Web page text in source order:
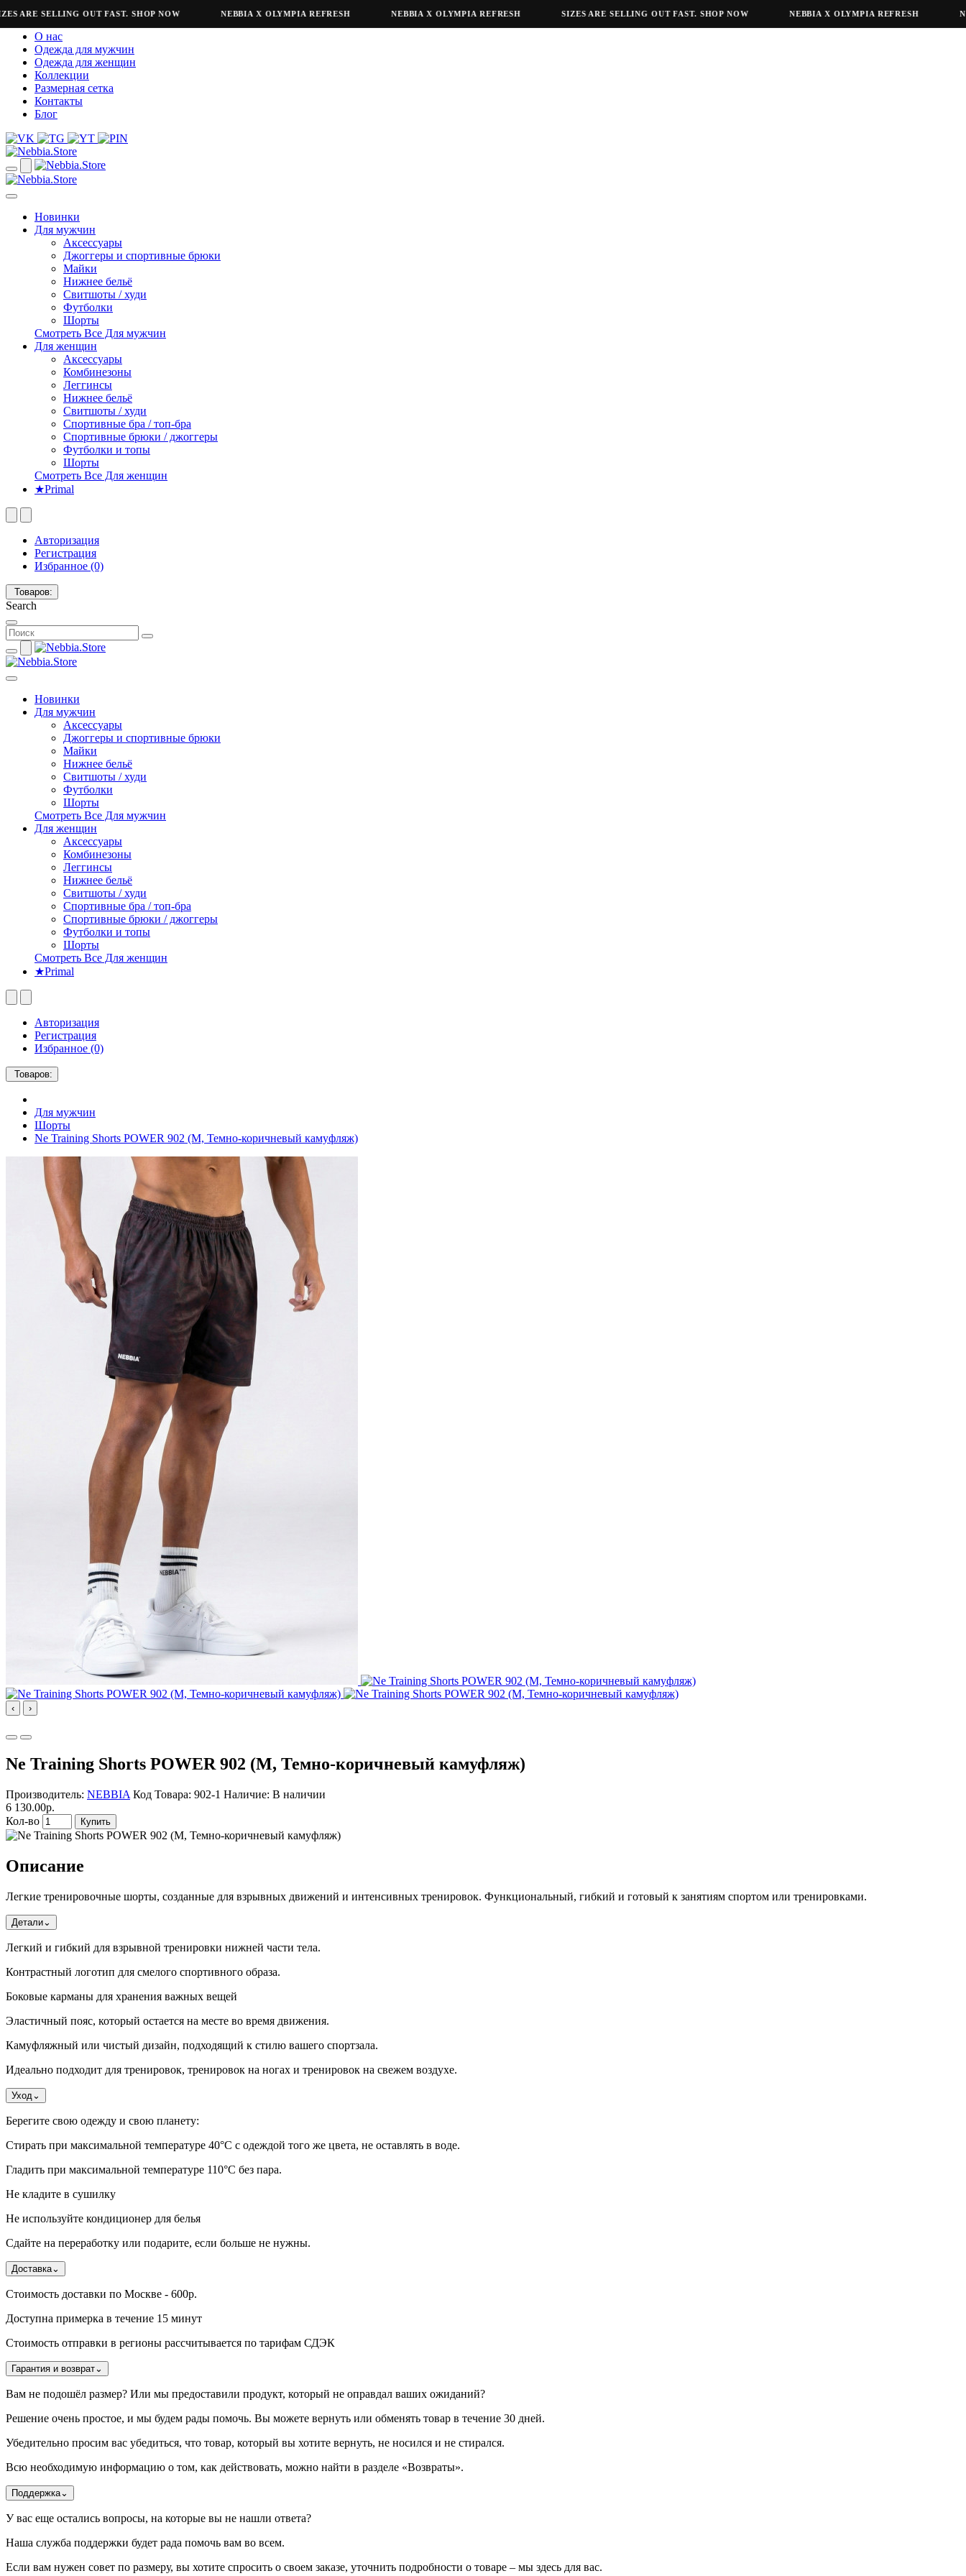
SELLING OUT FAST. SHOP NOW NEBBIA X OLYMPIA REFRESH NEBBIA X OLYMPIA REFRESH SIZES ARE SELLING OUT FAST. SHOP NOW NEBBIA X OLYMPIA REFRESH
О нас
Одежда для мужчин
Одежда для женщин
Коллекции
Размерная сетка
Контакты
Блог
Новинки
Для мужчин
Аксессуары
Джоггеры и спортивные брюки
Майки
Нижнее бельё
Свитшоты / худи
Футболки
Шорты
Смотреть Все Для мужчин
Для женщин
Аксессуары
Комбинезоны
Леггинсы
Нижнее бельё
Свитшоты / худи
Спортивные бра / топ-бра
Спортивные брюки / джоггеры
Футболки и топы
Шорты
Смотреть Все Для женщин
★Primal
Авторизация
Регистрация
Избранное (0)
Товаров:
Search
Новинки
Для мужчин
Аксессуары
Джоггеры и спортивные брюки
Майки
Нижнее бельё
Свитшоты / худи
Футболки
Шорты
Смотреть Все Для мужчин
Для женщин
Аксессуары
Комбинезоны
Леггинсы
Нижнее бельё
Свитшоты / худи
Спортивные бра / топ-бра
Спортивные брюки / джоггеры
Футболки и топы
Шорты
Смотреть Все Для женщин
★Primal
Авторизация
Регистрация
Избранное (0)
Товаров:
Для мужчин
Шорты
Ne Training Shorts POWER 902 (M, Темно-коричневый камуфляж)
‹ ›
Ne Training Shorts POWER 902 (M, Темно-коричневый камуфляж)
Производитель: NEBBIA Код Товара: 902-1 Наличие: В наличии
6 130.00р.
Кол-во
Купить
Описание
Легкие тренировочные шорты, созданные для взрывных движений и интенсивных тренировок. Функциональный, гибкий и готовый к занятиям спортом или тренировками.
Детали⌄
Легкий и гибкий для взрывной тренировки нижней части тела.
Контрастный логотип для смелого спортивного образа.
Боковые карманы для хранения важных вещей
Эластичный пояс, который остается на месте во время движения.
Камуфляжный или чистый дизайн, подходящий к стилю вашего спортзала.
Идеально подходит для тренировок, тренировок на ногах и тренировок на свежем воздухе.
Уход ⌄
Берегите свою одежду и свою планету:
Стирать при максимальной температуре 40°C с одеждой того же цвета, не оставлять в воде.
Гладить при максимальной температуре 110°С без пара.
Не кладите в сушилку
Не используйте кондиционер для белья
Сдайте на переработку или подарите, если больше не нужны.
Доставка⌄
Стоимость доставки по Москве - 600р.
Доступна примерка в течение 15 минут
Стоимость отправки в регионы рассчитывается по тарифам СДЭК
Гарантия и возврат⌄
Вам не подошёл размер? Или мы предоставили продукт, который не оправдал ваших ожиданий?
Решение очень простое, и мы будем рады помочь. Вы можете вернуть или обменять товар в течение 30 дней.
Убедительно просим вас убедиться, что товар, который вы хотите вернуть, не носился и не стирался.
Всю необходимую информацию о том, как действовать, можно найти в разделе «Возвраты».
Поддержка⌄
У вас еще остались вопросы, на которые вы не нашли ответа?
Наша служба поддержки будет рада помочь вам во всем.
Если вам нужен совет по размеру, вы хотите спросить о своем заказе, уточнить подробности о товаре – мы здесь для вас.